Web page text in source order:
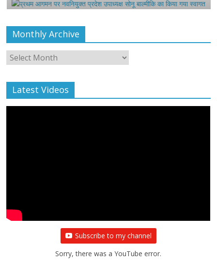
Monthly Archive
Monthly
Archive
Latest Videos
Subscribe to my channel
Sorry, there was a YouTube error.